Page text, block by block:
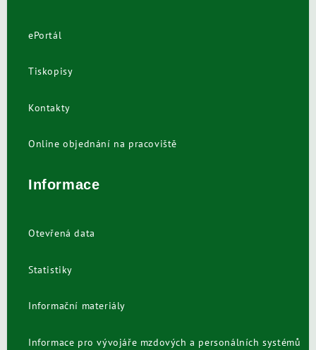
ePortál
Tiskopisy
Kontakty
Online objednání na pracoviště
Informace
Otevřená data
Statistiky
Informační materiály
Informace pro vývojáře mzdových a personálních systémů